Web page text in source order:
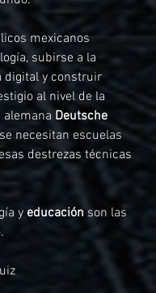
mexicanos
subirse a la
digital y construir
al nivel de la
alemana Deutsche
necesitan escuelas
destrezas técnicas
y educación son las